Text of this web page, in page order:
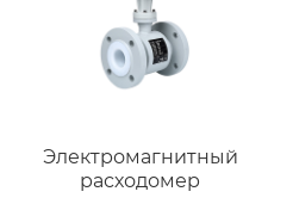
Электромагнитный
расходомер